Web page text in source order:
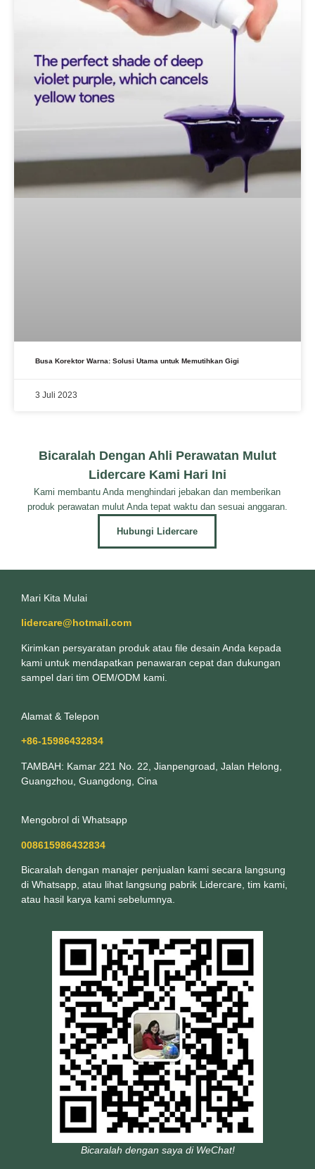
Busa Korektor Warna: Solusi Utama untuk Memutihkan Gigi
3 Juli 2023
Bicaralah Dengan Ahli Perawatan Mulut
Lidercare Kami Hari Ini
Kami membantu Anda menghindari jebakan dan memberikan
produk perawatan mulut Anda tepat waktu dan sesuai anggaran.
Hubungi Lidercare
Mari Kita Mulai
lidercare@hotmail.com
Kirimkan persyaratan produk atau file desain Anda kepada
kami untuk mendapatkan penawaran cepat dan dukungan
sampel dari tim OEM/ODM kami.
Alamat & Telepon
+86-15986432834
TAMBAH: Kamar 221 No. 22, Jianpengroad, Jalan Helong,
Guangzhou, Guangdong, Cina
Mengobrol di Whatsapp
008615986432834
Bicaralah dengan manajer penjualan kami secara langsung
di Whatsapp, atau lihat langsung pabrik Lidercare, tim kami,
atau hasil karya kami sebelumnya.
Bicaralah dengan saya di WeChat!